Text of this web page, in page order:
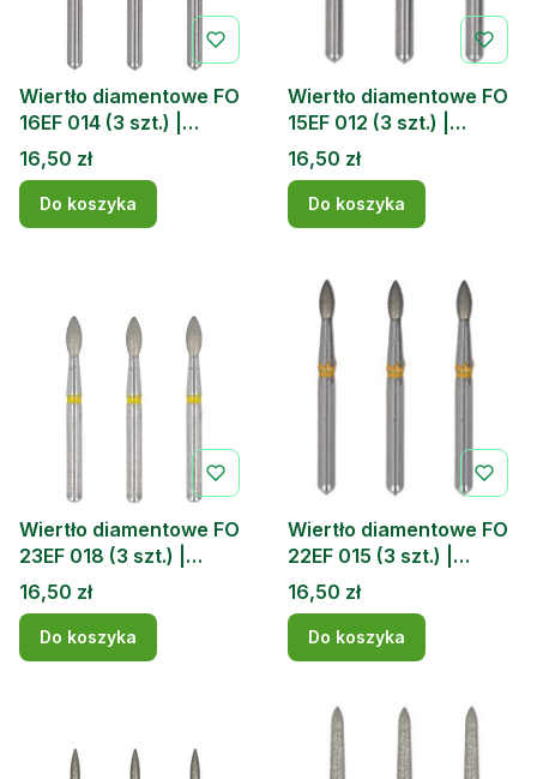
Wiertło diamentowe FO
16EF 014 (3 szt.) |
DOCHEM
Cena
16,50 zł
Do koszyka
Wiertło diamentowe FO
15EF 012 (3 szt.) |
DOCHEM
Cena
16,50 zł
Do koszyka
Wiertło diamentowe FO
23EF 018 (3 szt.) |
DOCHEM
Cena
16,50 zł
Do koszyka
Wiertło diamentowe FO
22EF 015 (3 szt.) |
DOCHEM
Cena
16,50 zł
Do koszyka